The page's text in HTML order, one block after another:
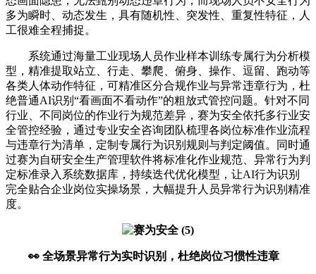
多为瞬时、动态发生，具有随机性、突发性、重复性特征，人
工很难全程捕捉。
系统通过海量工业现场人员作业样本训练专属行为分析模
型，精准提取站立、行走、攀爬、俯身、操作、逗留、跑动等
各类人体动作特征，可精准区分合规作业与异常违章行为，杜
绝普通AI识别“看画面不看动作”的粗放式管控问题。针对不同
行业、不同岗位的作业行为规范差异，赛为安全依托多行业安
全管控经验，通过专业安全咨询团队梳理各岗位标准作业流程
与违章行为清单，定制专属行为识别规则与判定阈值。同时通
过赛为自研安全生产管理软件将标准化作业规范、异常行为判
定标准录入系统数据库，持续迭代优化模型，让AI行为识别
完全贴合企业岗位实操场景，大幅提升人员异常行为识别精准
度。
👀 全场景异常行为实时识别，杜绝岗位习惯性违章